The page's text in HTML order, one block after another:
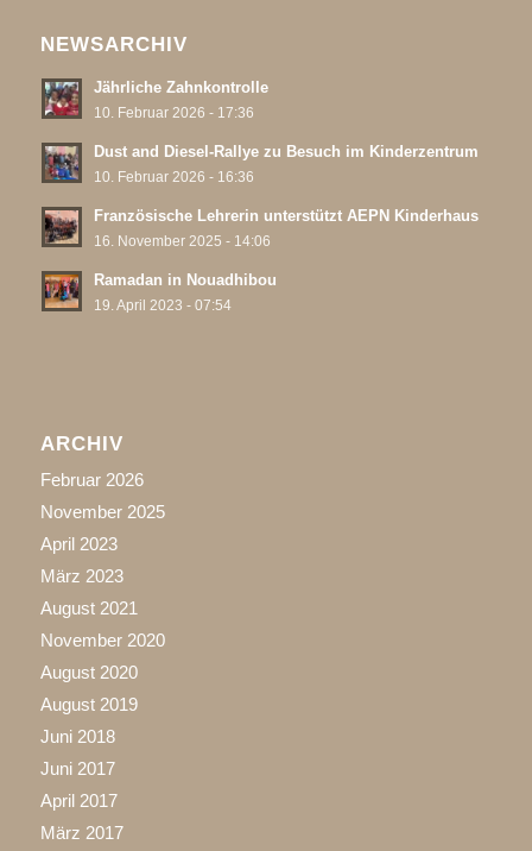
NEWSARCHIV
Jährliche Zahnkontrolle
10. Februar 2026 - 17:36
Dust and Diesel-Rallye zu Besuch im Kinderzentrum
10. Februar 2026 - 16:36
Französische Lehrerin unterstützt AEPN Kinderhaus
16. November 2025 - 14:06
Ramadan in Nouadhibou
19. April 2023 - 07:54
ARCHIV
Februar 2026
November 2025
April 2023
März 2023
August 2021
November 2020
August 2020
August 2019
Juni 2018
Juni 2017
April 2017
März 2017